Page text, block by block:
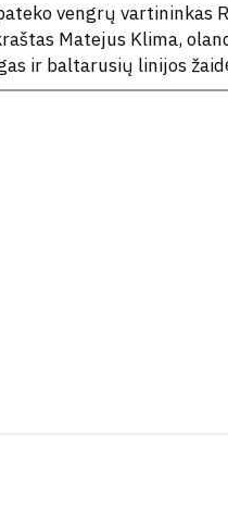
vengrų vartininkas
Matejus Klima,
ir baltarusių linijos